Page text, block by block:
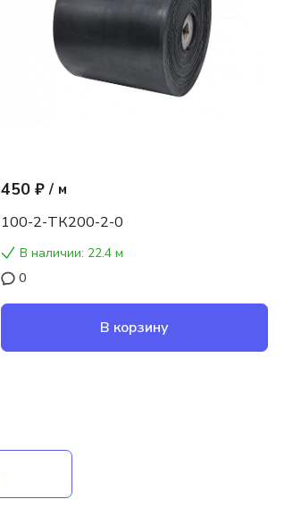
450 ₽ / м
100-2-ТК200-2-0
В наличии: 22.4 м
0
В корзину